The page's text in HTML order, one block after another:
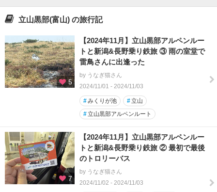
立山黒部(富山) の旅行記
5
【2024年11月】立山黒部アルペンルー
トと新潟&長野乗り鉄旅 ③ 雨の室堂で
雷鳥さんに出逢った
by うなぎ猫さん
2024/11/01 - 2024/11/03
#みくりが池 #立山
#立山黒部アルペンルート
7
【2024年11月】立山黒部アルペンルー
トと新潟&長野乗り鉄旅 ② 最初で最後
のトロリーバス
by うなぎ猫さん
2024/11/02 - 2024/11/03